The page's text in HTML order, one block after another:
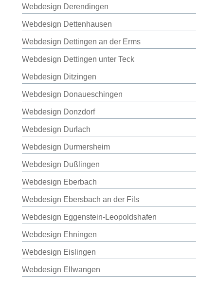
Webdesign Derendingen
Webdesign Dettenhausen
Webdesign Dettingen an der Erms
Webdesign Dettingen unter Teck
Webdesign Ditzingen
Webdesign Donaueschingen
Webdesign Donzdorf
Webdesign Durlach
Webdesign Durmersheim
Webdesign Dußlingen
Webdesign Eberbach
Webdesign Ebersbach an der Fils
Webdesign Eggenstein-Leopoldshafen
Webdesign Ehningen
Webdesign Eislingen
Webdesign Ellwangen